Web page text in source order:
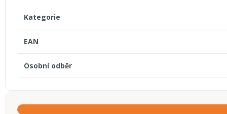
Kategorie
EAN
Osobní odběr